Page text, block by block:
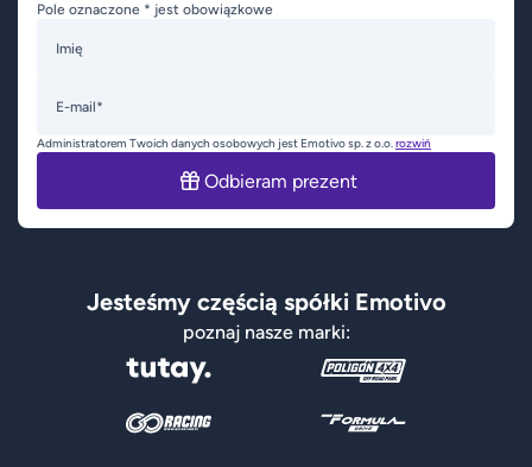
Pole oznaczone * jest obowiązkowe
Imię
E-mail*
Administratorem Twoich danych osobowych jest Emotivo sp. z o.o.rozwiń
Odbieram prezent
Jesteśmy częścią spółki Emotivo
poznaj nasze marki: